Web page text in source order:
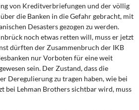
von Kreditverbriefungen und der völlig
die Banken in die Gefahr gebracht, mit
Desasters gezogen zu werden.
noch etwas retten will, muss er jetzt
dürften der Zusammenbruch der IKB
nur Vorboten für eine weit
sein. Der Zustand, dass die
Deregulierung zu tragen haben, wie bei
bei Lehman Brothers sichtbar wird, muss